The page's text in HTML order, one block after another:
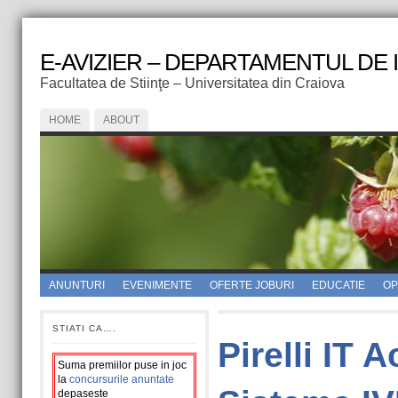
E-AVIZIER – DEPARTAMENTUL DE
Facultatea de Stiinţe – Universitatea din Craiova
HOME ABOUT
ANUNTURI EVENIMENTE OFERTE JOBURI EDUCATIE
STIATI CA….
Suma premiilor puse in joc
la concursurile anuntate
depaseste
Pirelli IT